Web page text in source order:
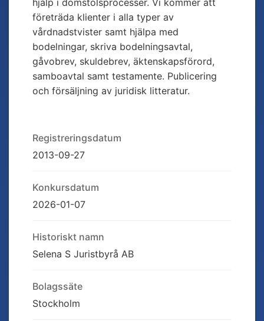
hjälp i domstolsprocesser. Vi kommer att
företräda klienter i alla typer av
vårdnadstvister samt hjälpa med
bodelningar, skriva bodelningsavtal,
gåvobrev, skuldebrev, äktenskapsförord,
samboavtal samt testamente. Publicering
och försäljning av juridisk litteratur.
Registreringsdatum
2013-09-27
Konkursdatum
2026-01-07
Historiskt namn
Selena S Juristbyrå AB
Bolagssäte
Stockholm